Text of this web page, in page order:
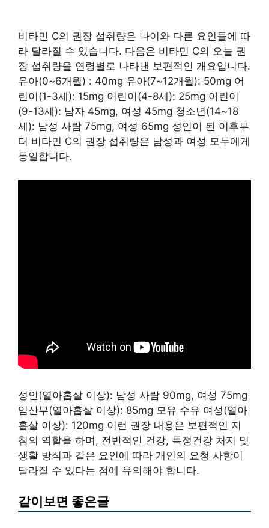
비타민 C의 권장 섭취량은 나이와 다른 요인들에 따
라 달라질 수 있습니다. 다음은 비타민 C의 오늘 권
장 섭취량을 연령별로 나타낸 보편적인 개요입니다.
유아(0~6개월) : 40mg 유아(7~12개월): 50mg 어
린이(1-3세): 15mg 어린이(4-8세): 25mg 어린이
(9-13세): 남자 45mg, 여성 45mg 청소년(14~18
세): 남성 사람 75mg, 여성 65mg 성인이 된 이후부
터 비타민 C의 권장 섭취량은 남성과 여성 모두에게
동일합니다.
성인(열아홉살 이상): 남성 사람 90mg, 여성 75mg
임산부(열아홉살 이상): 85mg 모유 수유 여성(열아
홉살 이상): 120mg 이런 권장 내용은 보편적인 지
침의 역할을 하며, 전반적인 건강, 특정건강 처지 및
생활 방식과 같은 요인에 따라 개인의 요청 사항이
달라질 수 있다는 점에 유의해야 합니다.
같이보면 좋은글